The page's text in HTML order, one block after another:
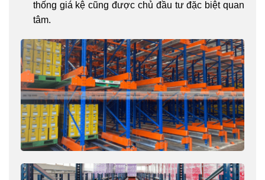
thống giá kệ cũng được chủ đầu tư đặc biệt quan
tâm.